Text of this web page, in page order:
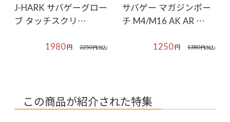
J-HARK サバゲーグロー
ブ タッチスクリ…
2250円(税込)
1980円
サバゲー マガジンポー
チ M4/M16 AK AR …
1380円(税込)
1250円
この商品が紹介された特集